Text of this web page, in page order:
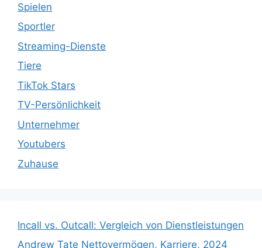
Spielen
Sportler
Streaming-Dienste
Tiere
TikTok Stars
TV-Persönlichkeit
Unternehmer
Youtubers
Zuhause
Incall vs. Outcall: Vergleich von Dienstleistungen
Andrew Tate Nettovermögen, Karriere, 2024